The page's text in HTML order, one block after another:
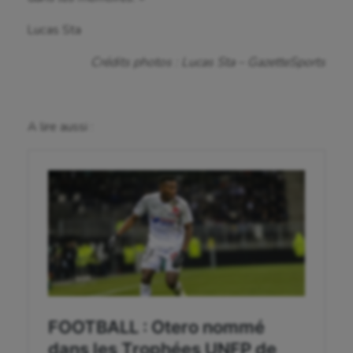
Moto
Natation
Natation artistique
Omnisports
Outdoor
Paddle
Lucas Sta
Crédits photos : Lucas Sta – GazetteSports
A lire aussi :